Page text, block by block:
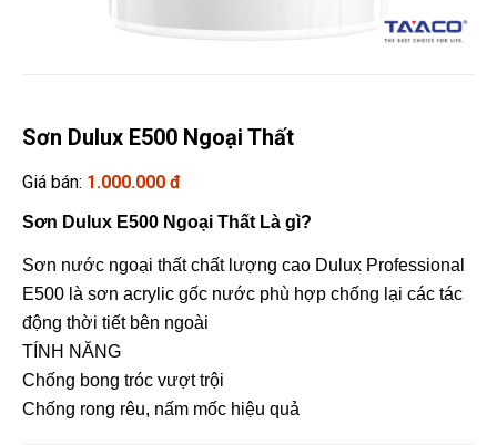
Sơn Dulux E500 Ngoại Thất
Giá bán: 1.000.000 đ
Sơn Dulux E500 Ngoại Thất Là gì?
Sơn nước ngoại thất chất lượng cao Dulux Professional
E500 là sơn acrylic gốc nước phù hợp chống lại các tác
động thời tiết bên ngoài
TÍNH NĂNG
Chống bong tróc vượt trội
Chống rong rêu, nấm mốc hiệu quả